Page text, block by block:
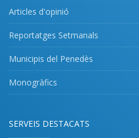
Articles d'opinió
Reportatges Setmanals
Municipis del Penedès
Monogràfics
SERVEIS DESTACATS